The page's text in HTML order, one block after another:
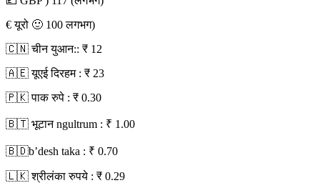
€ यूरो 🙂 100 लगभग)
🇨🇳 चीन युआन:: ₹ 12
🇦🇪 यूएई दिरहम : ₹ 23
🇵🇰 पाक रुपे : ₹ 0.30
🇧🇹 भूटान ngultrum : ₹ 1.00
🇧🇩b’desh taka : ₹ 0.70
🇱🇰 श्रीलंका रुपये : ₹ 0.29